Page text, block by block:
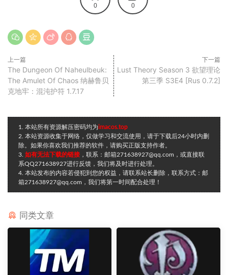
0 0
上一篇
The Dungeon Of Naheulbeuk:
The Amulet Of Chaos 纳赫鲁贝
克地牢：混沌护符 1.7.17
下一篇
Lust Theory Season 3 欲望理论
第三季 S3E4 [Rus 0.7.2]
1. 本站所有资源解压密码均为imacos.top
2. 本站资源收集于网络，仅做学习和交流使用，请于下载后24小时内删
除。如果你喜欢我们推荐的软件，请购买正版支持作者。
3. 如有无法下载的链接 ，联系：邮箱271638927@qq.com，或直接联
系QQ271638927进行反馈，我们将及时进行处理。
4. 本站发布的内容若侵犯到您的权益，请联系站长删除，联系方式：邮
箱271638927@qq.com，我们将第一时间配合处理！
同类文章